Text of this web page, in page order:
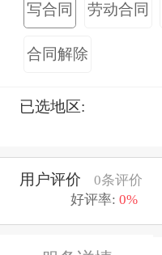
写合同 劳动合同
合同解除
已选地区:
用户评价
0条评价
好评率: 0%